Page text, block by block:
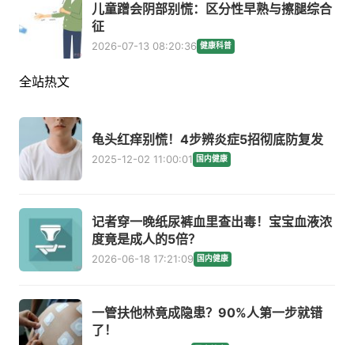
儿童蹭会阴部别慌：区分性早熟与擦腿综合
征
2026-07-13 08:20:36 健康科普
全站热文
龟头红痒别慌！4步辨炎症5招彻底防复发
2025-12-02 11:00:01 国内健康
记者穿一晚纸尿裤血里查出毒！宝宝血液浓
度竟是成人的5倍？
2026-06-18 17:21:09 国内健康
一管扶他林竟成隐患？90%人第一步就错
了！